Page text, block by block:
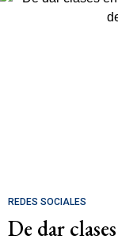
REDES SOCIALES
De dar